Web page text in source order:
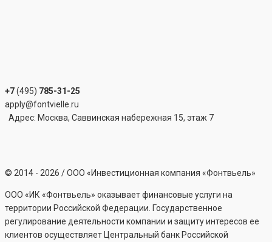
+7(495) 785-31-25
apply@fontvielle.ru
Адрес: Москва, Саввинская набережная 15, этаж 7
© 2014 - 2026 / ООО «Инвестиционная компания «Фонтвьель»
ООО «ИК «Фонтвьель» оказывает финансовые услуги на
территории Российской Федерации. Государственное
регулирование деятельности компании и защиту интересов ее
клиентов осуществляет Центральный банк Российской